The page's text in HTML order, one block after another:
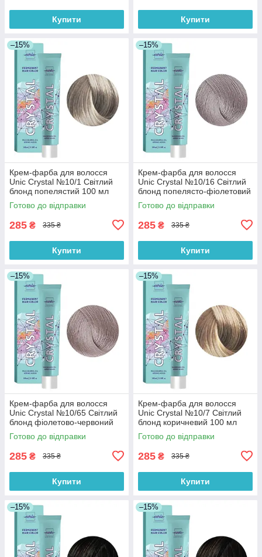
Купити Купити
–15%
Крем-фарба для волосся
Unic Crystal №10/1 Світлий
блонд попелястий 100 мл
Готово до відправки
285 ₴ 335 ₴
Купити
–15%
Крем-фарба для волосся
Unic Crystal №10/16 Світлий
блонд попелясто-фіолетовий
100 мл
Готово до відправки
285 ₴ 335 ₴
Купити
–15%
Крем-фарба для волосся
Unic Crystal №10/65 Світлий
блонд фіолетово-червоний
100 мл
Готово до відправки
285 ₴ 335 ₴
Купити
–15%
Крем-фарба для волосся
Unic Crystal №10/7 Світлий
блонд коричневий 100 мл
Готово до відправки
285 ₴ 335 ₴
Купити
–15% –15%